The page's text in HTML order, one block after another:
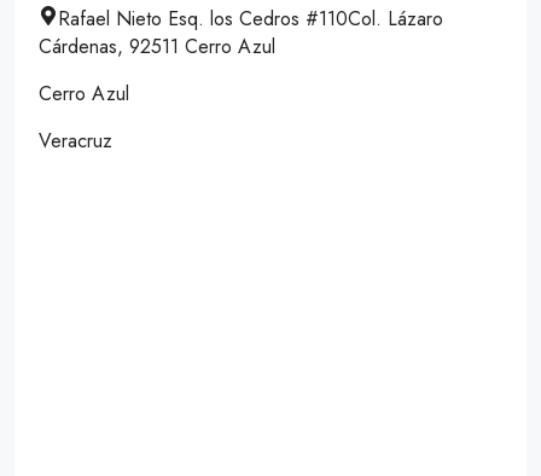
Rafael Nieto Esq. los Cedros #110Col. Lázaro
Cárdenas, 92511 Cerro Azul
Cerro Azul
Veracruz